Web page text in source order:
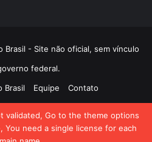
validated, Go to the theme options
You need a single license for each
- Site não oficial, sem vínculo
federal.
Brasil
Equipe
Contato